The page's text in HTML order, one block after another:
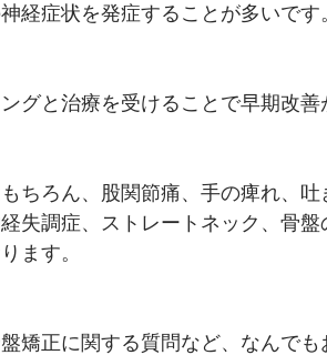
経症状を発症することが多いです
グと治療を受けることで早期改善
ちろん、股関節痛、手の痺れ、
失調症、ストレートネック、骨
ます。
矯正に関する質問など、なんで